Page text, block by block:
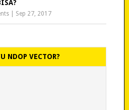
Sep 27, 2017
NDOP VECTOR?